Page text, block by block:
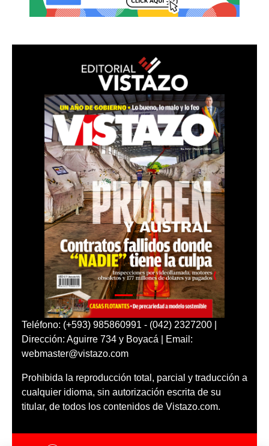
Teléfono: (+593) 985860991 - (042) 2327200 |
Dirección: Aguirre 734 y Boyacá | Email:
webmaster@vistazo.com
Prohibida la reproducción total, parcial y traducción a
cualquier idioma, sin autorización escrita de su
titular, de todos los contenidos de Vistazo.com.